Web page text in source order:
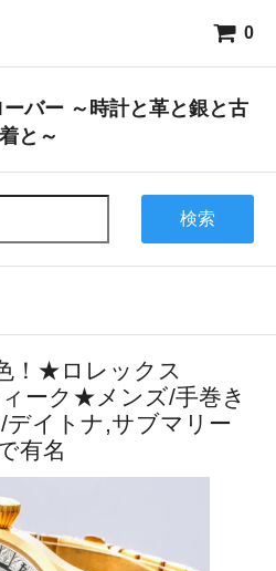
0
バー ～時計と革と銀と古
着と～
検索
！★ロレックス
ーク★メンズ/手巻き
デイトナ,サブマリー
有名